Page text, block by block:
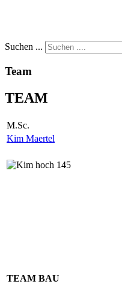
Suchen ...
Team
TEAM
M.Sc.
Kim Maertel
TEAM BAU